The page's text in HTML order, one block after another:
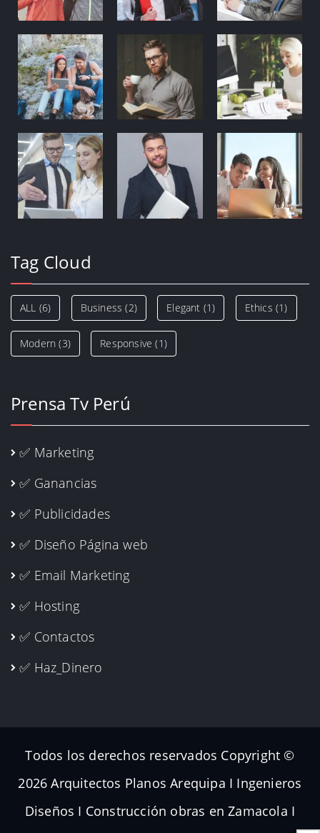
Tag Cloud
ALL (6) Business (2) Elegant (1) Ethics (1)
Modern (3) Responsive (1)
Prensa Tv Perú
✅ Marketing
✅ Ganancias
✅ Publicidades
✅ Diseño Página web
✅ Email Marketing
✅ Hosting
✅ Contactos
✅ Haz_Dinero
Todos los derechos reservados Copyright ©
2026 Arquitectos Planos Arequipa I Ingenieros
Diseños I Construcción obras en Zamacola I